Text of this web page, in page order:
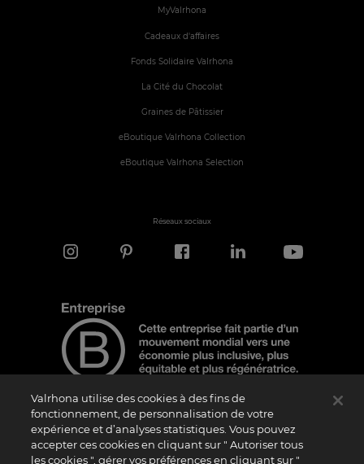
MyValrhona
Cadeaux d'affaires
Fonds Solidaire Valrhona
La Cité du Chocolat
Graines de Pâtissier
eBoutique Valrhona Collection
eBoutique Valrhona Selection
Réseaux sociaux
Note d'information
Le logo “Certified B Corporation” est attribué par B Lab, une organisation privée à
Valrhona utilise des cookies à des fins de
fonctionnement, de personnalisation de votre
expérience et d’analyses statistiques. Vous pouvez
accepter ces cookies en cliquant sur " Autoriser tous
les cookies ", gérer vos préférences en cliquant sur "